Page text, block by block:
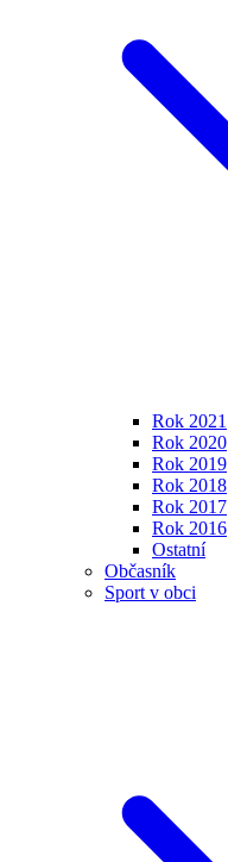
Rok 2021
Rok 2020
Rok 2019
Rok 2018
Rok 2017
Rok 2016
Ostatní
Občasník
Sport v obci